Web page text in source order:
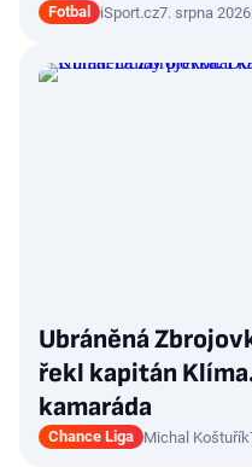
Fotbal iSport.cz7. srpna 2026
Ubráněná
řekl kapitán
kamaráda
Chance Liga Michal Koštuřík